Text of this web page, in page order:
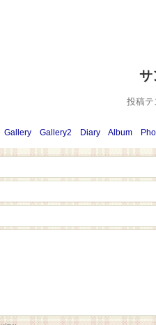
サ
投稿テ
Gallery Gallery2 Diary Album